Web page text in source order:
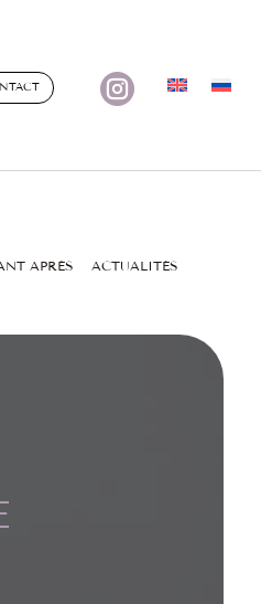

APRÈS ACTUALITÉS